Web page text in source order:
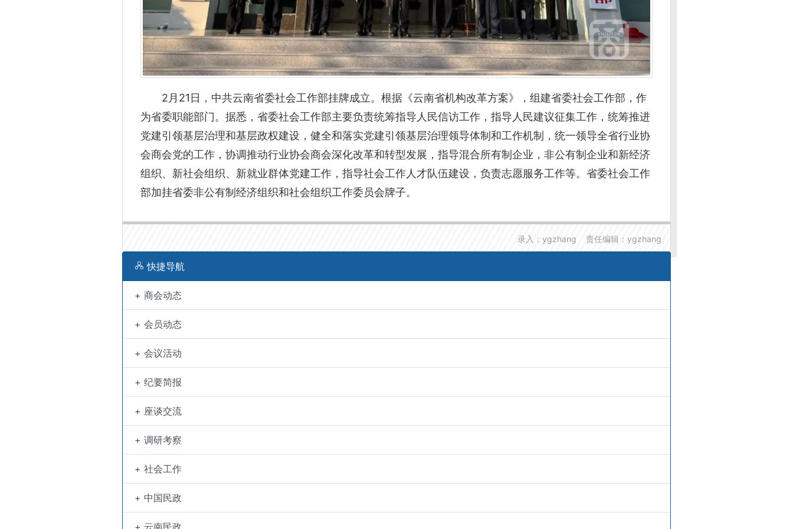
2月21日，中共云南省委社会工作部挂牌成立。根据《云南省机构改革方案》，组建省委社会工作部，作
为省委职能部门。据悉，省委社会工作部主要负责统筹指导人民信访工作，指导人民建议征集工作，统筹推进
党建引领基层治理和基层政权建设，健全和落实党建引领基层治理领导体制和工作机制，统一领导全省行业协
会商会党的工作，协调推动行业协会商会深化改革和转型发展，指导混合所有制企业，非公有制企业和新经济
组织、新社会组织、新就业群体党建工作，指导社会工作人才队伍建设，负责志愿服务工作等。省委社会工作
部加挂省委非公有制经济组织和社会组织工作委员会牌子。
责任编辑：ygzhang
录入：ygzhang
快捷导航
+ 商会动态
+ 会员动态
+ 会议活动
+ 纪要简报
+ 座谈交流
+ 调研考察
+ 社会工作
+ 中国民政
+ 云南民政